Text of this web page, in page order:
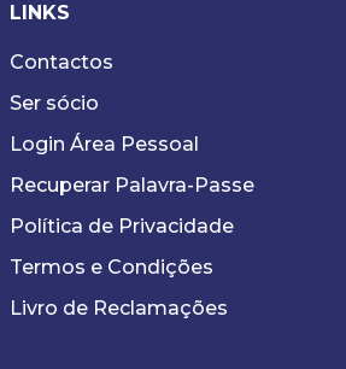
LINKS
Contactos
Ser sócio
Login Área Pessoal
Recuperar Palavra-Passe
Política de Privacidade
Termos e Condições
Livro de Reclamações